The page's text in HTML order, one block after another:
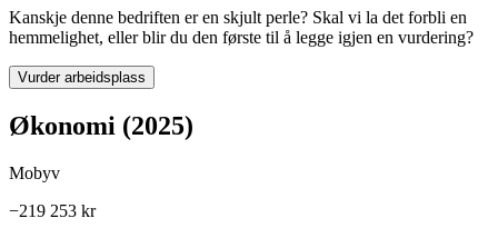
Kanskje denne bedriften er en skjult perle? Skal vi la det forbli en
hemmelighet, eller blir du den første til å legge igjen en vurdering?
Vurder arbeidsplass
Økonomi (2025)
Mobyv
−219 253 kr